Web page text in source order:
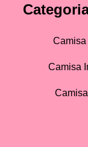
Camisa
Camisa